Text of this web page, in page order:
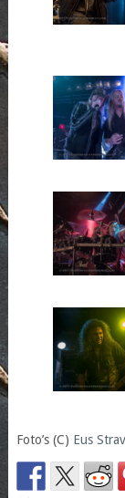
Foto’s (C) Eus